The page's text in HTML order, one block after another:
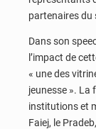
partenaires du
Dans son
l’impact de
« une des
jeunesse ». La
institutions et
Faiej, le